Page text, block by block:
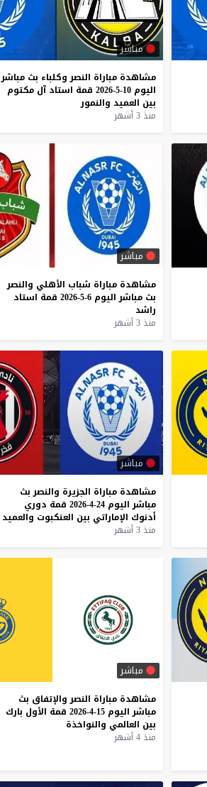
مباشر
مشاهدة مباراة النصر وكلباء بث مباشر
اليوم 10-5-2026 قمة استاد آل مكتوم
بين العميد والنمور
منذ 3 أشهر
مباشر
مشاهدة مباراة شباب الأهلي والنصر
بث مباشر اليوم 6-5-2026 قمة استاد
راشد
منذ 3 أشهر
مباشر
مشاهدة مباراة الجزيرة والنصر بث
مباشر اليوم 24-4-2026 قمة دوري
أدنوك الإماراتي بين العنكبوت والعميد
منذ 3 أشهر
مباشر
مشاهدة مباراة النصر والإتفاق بث
مباشر اليوم 15-4-2026 قمة الأول بارك
بين العالمي والنواخذة
منذ 4 أشهر